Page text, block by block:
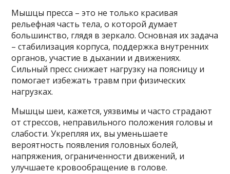
Мышцы пресса – это не только красивая
рельефная часть тела, о которой думает
большинство, глядя в зеркало. Основная их задача
– стабилизация корпуса, поддержка внутренних
органов, участие в дыхании и движениях.
Сильный пресс снижает нагрузку на поясницу и
помогает избежать травм при физических
нагрузках.
Мышцы шеи, кажется, уязвимы и часто страдают
от стрессов, неправильного положения головы и
слабости. Укрепляя их, вы уменьшаете
вероятность появления головных болей,
напряжения, ограниченности движений, и
улучшаете кровообращение в голове.